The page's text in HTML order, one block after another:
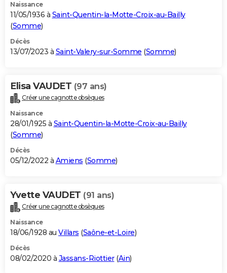
Naissance
11/05/1936 à Saint-Quentin-la-Motte-Croix-au-Bailly
(Somme)
Décès
13/07/2023 à Saint-Valery-sur-Somme (Somme)
Elisa VAUDET (97 ans)
Créer une cagnotte obsèques
Naissance
28/01/1925 à Saint-Quentin-la-Motte-Croix-au-Bailly
(Somme)
Décès
05/12/2022 à Amiens (Somme)
Yvette VAUDET (91 ans)
Créer une cagnotte obsèques
Naissance
18/06/1928 au Villars (Saône-et-Loire)
Décès
08/02/2020 à Jassans-Riottier(Ain)